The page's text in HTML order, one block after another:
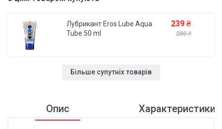
Лубрикант Eros Lube Aqua
Tube 50 ml
239 ₴
280 ₴
Більше супутніх товарів
Опис Характеристики